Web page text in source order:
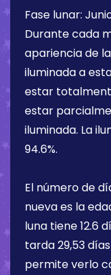
Fase lunar:
Durante cada
apariencia de
iluminada a
estar
estar
iluminada. La
94.6%.
El número de
nueva es la
luna tiene12.6
tarda 29,53
permite verlo